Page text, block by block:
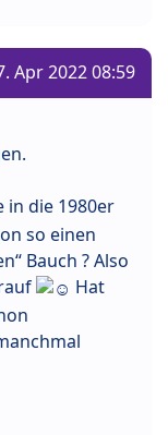
Apr 2022 08:59
in die 1980er
so einen
Bauch ? Also
Hat